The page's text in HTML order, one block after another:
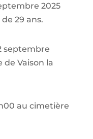
2025
29 ans.
septembre
de Vaison la
au cimetière